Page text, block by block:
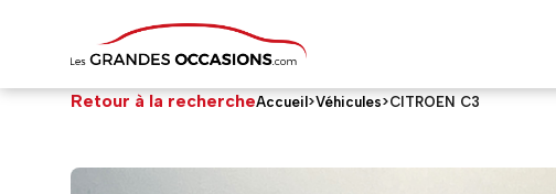
Retour à la rechercheAccueil>Véhicules>CITROEN C3